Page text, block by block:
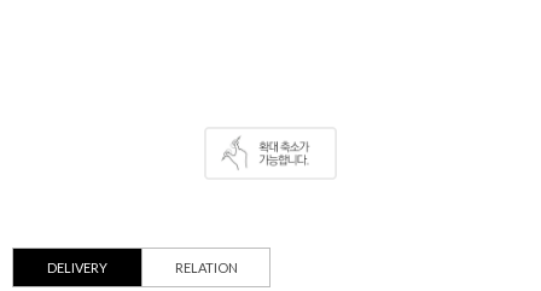
DELIVERY RELATION